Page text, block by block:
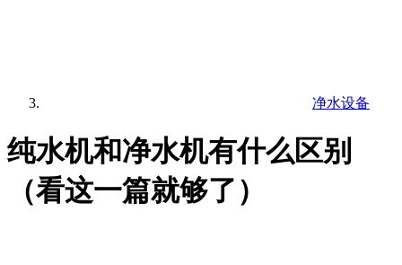
净水设备
纯水机和净水机有什么区别
（看这一篇就够了）